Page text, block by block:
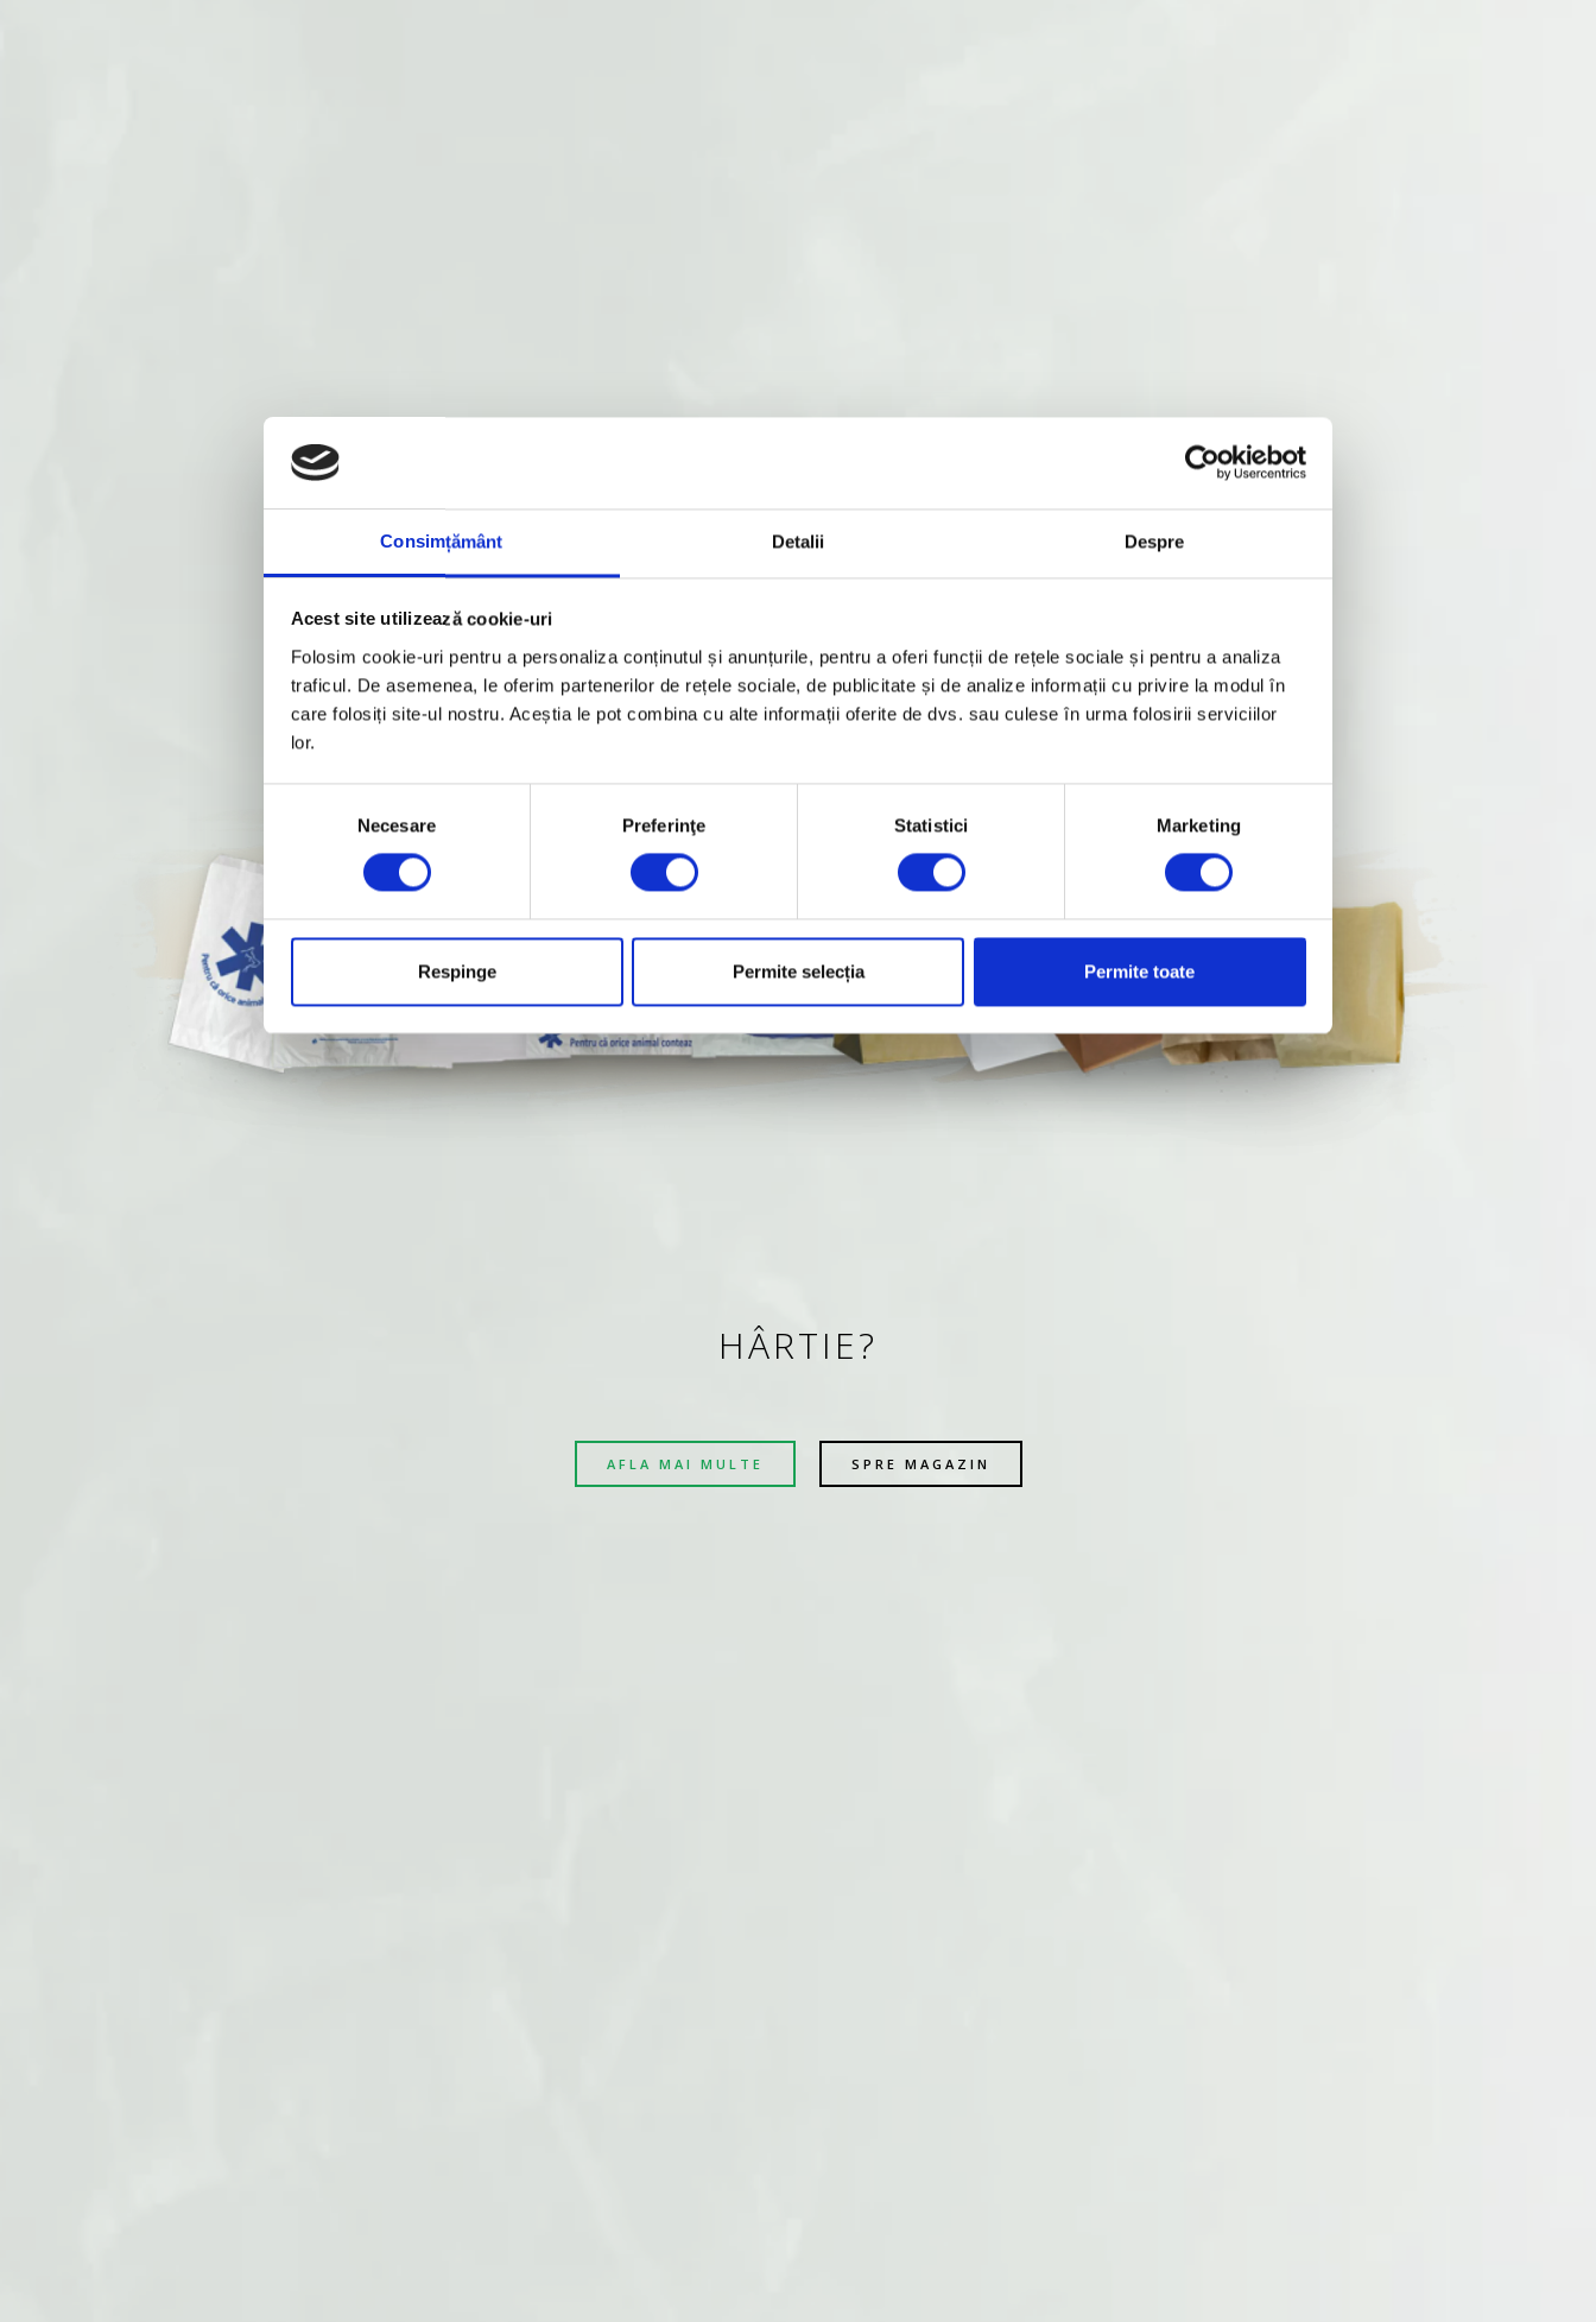
Consimțământ Detalii Despre
Acest site utilizează cookie-uri
Folosim cookie-uri pentru a personaliza conținutul și anunțurile, pentru a oferi funcții de rețele sociale și pentru a analiza
traficul. De asemenea, le oferim partenerilor de rețele sociale, de publicitate și de analize informații cu privire la modul în
care folosiți site-ul nostru. Aceștia le pot combina cu alte informații oferite de dvs. sau culese în urma folosirii serviciilor
lor.
consimțământului
Necesare Preferinţe Statistici Marketing
Respinge Permite selecția Permite toate
HÂRTIE?
AFLA MAI MULTE SPRE MAGAZIN